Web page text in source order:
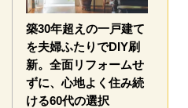
築30年超えの一戸建て
を夫婦ふたりでDIY刷
新。全面リフォームせ
ずに、心地よく住み続
ける60代の選択